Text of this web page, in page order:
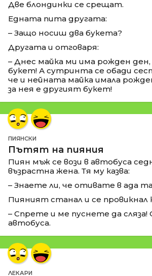
Две блондинки се срещат.
Едната пита другата:
– Защо носиш два букета?
Другата и отговаря:
– Днес майка ми има рожден ден,
букет! А сутринта се обади
че и нейната майка имала
за нея е другият букет!
ПИЯНСКИ
Пътят на пияния
Пиян мъж се вози в автобуса
възрастна жена. Тя му казва:
– Знаете ли, че отивате в ада
Пияният станал и се провикнал
– Спрете и ме пуснете да сляза!
автобуса.
ЛЕКАРИ